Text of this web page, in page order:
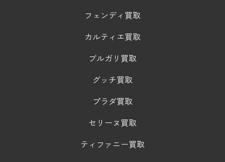
フェンディ買取
カルティエ買取
ブルガリ買取
グッチ買取
プラダ買取
セリーヌ買取
ティファニー買取